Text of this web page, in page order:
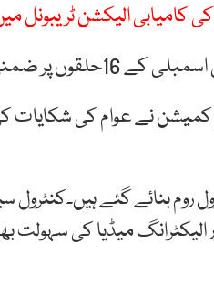
نے عوام کی شکایات کی
روم بنائے گئے
میڈیا کی سہولت